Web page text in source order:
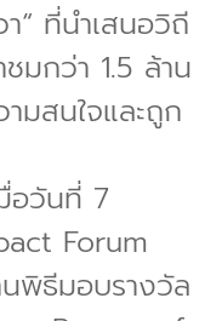
“ ที่นำเสนอวิถี
มกว่า 1.5 ล้าน
มสนใจและถูก
อวันที่ 7
Forum
พิธีมอบรางวัล